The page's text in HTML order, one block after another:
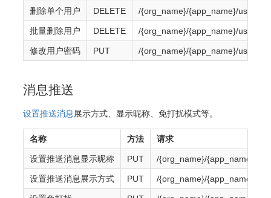
删除单个用户 DELETE /{org_name}/{app_name}/users/
批量删除用户 DELETE /{org_name}/{app_name}/users
修改用户密码 PUT /{org_name}/{app_name}/users/
消息推送
设置推送消息展示方式、显示昵称、免打扰模式等。
名称 方法 请求
设置推送消息显示昵称 PUT /{org_name}/{app_name}/
设置推送消息展示方式 PUT /{org_name}/{app_name}/